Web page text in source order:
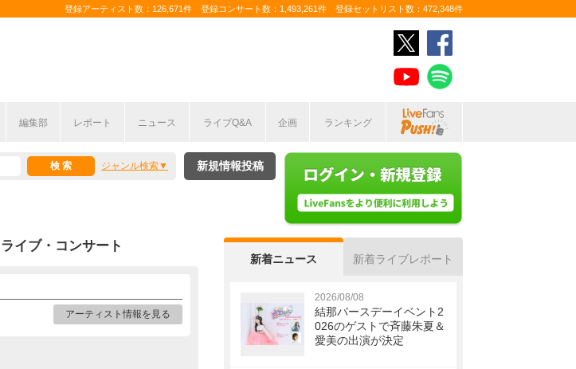
登録アーティスト数：126,671件 登録コンサート数：1,493,261件 登録セットリスト数：472,348件
編集部 レポート ニュース ライブQ&A 企画 ランキング
ジャンル検索 新規情報投稿
イブ・コンサート
アーティスト情報を見る
新着ニュース 新着ライブレポート
2026/08/08
結那バースデーイベント2
026のゲストで斉藤朱夏＆
愛美の出演が決定